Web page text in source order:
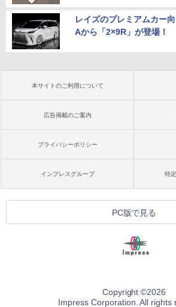
レイズのプレミアムカー
Aから「2×9R」が登場！
本サイトのご利用について
広告掲載のご案内
プライバシーポリシー
インプレスグループ 特
PC版で見る
Copyright ©2026
Impress Corporation. All rights